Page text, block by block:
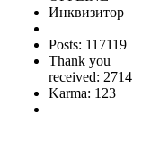
Инквизитор
Posts: 117119
Thank you
received: 2714
Karma: 123